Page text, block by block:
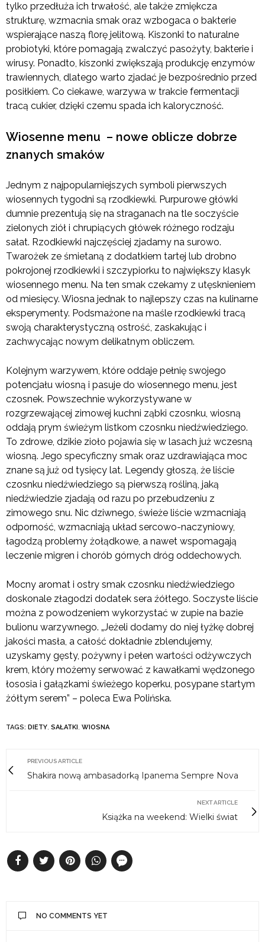
tylko przedłuża ich trwałość, ale także zmiękcza
strukturę, wzmacnia smak oraz wzbogaca o bakterie
wspierające naszą florę jelitową. Kiszonki to naturalne
probiotyki, które pomagają zwalczyć pasożyty, bakterie i
wirusy. Ponadto, kiszonki zwiększają produkcję enzymów
trawiennych, dlatego warto zjadać je bezpośrednio przed
posiłkiem. Co ciekawe, warzywa w trakcie fermentacji
tracą cukier, dzięki czemu spada ich kaloryczność.
Wiosenne menu – nowe oblicze dobrze
znanych smaków
Jednym z najpopularniejszych symboli pierwszych
wiosennych tygodni są rzodkiewki. Purpurowe główki
dumnie prezentują się na straganach na tle soczyście
zielonych ziół i chrupiących główek różnego rodzaju
sałat. Rzodkiewki najczęściej zjadamy na surowo.
Twarożek ze śmietaną z dodatkiem tartej lub drobno
pokrojonej rzodkiewki i szczypiorku to największy klasyk
wiosennego menu. Na ten smak czekamy z utęsknieniem
od miesięcy. Wiosna jednak to najlepszy czas na kulinarne
eksperymenty. Podsmażone na maśle rzodkiewki tracą
swoją charakterystyczną ostrość, zaskakując i
zachwycając nowym delikatnym obliczem.
Kolejnym warzywem, które oddaje pełnię swojego
potencjału wiosną i pasuje do wiosennego menu, jest
czosnek. Powszechnie wykorzystywane w
rozgrzewającej zimowej kuchni ząbki czosnku, wiosną
oddają prym świeżym listkom czosnku niedźwiedziego.
To zdrowe, dzikie zioło pojawia się w lasach już wczesną
wiosną. Jego specyficzny smak oraz uzdrawiająca moc
znane są już od tysięcy lat. Legendy głoszą, że liście
czosnku niedźwiedziego są pierwszą rośliną, jaką
niedźwiedzie zjadają od razu po przebudzeniu z
zimowego snu. Nic dziwnego, świeże liście wzmacniają
odporność, wzmacniają układ sercowo-naczyniowy,
łagodzą problemy żołądkowe, a nawet wspomagają
leczenie migren i chorób górnych dróg oddechowych.
Mocny aromat i ostry smak czosnku niedźwiedziego
doskonale złagodzi dodatek sera źółtego. Soczyste liście
można z powodzeniem wykorzystać w zupie na bazie
bulionu warzywnego. „Jeżeli dodamy do niej łyżkę dobrej
jakości masła, a całość dokładnie zblendujemy,
uzyskamy gęsty, pożywny i pełen wartości odżywczych
krem, który możemy serwować z kawałkami wędzonego
łososia i gałązkami świeżego koperku, posypane startym
żółtym serem” – poleca Ewa Polińska.
TAGS: DIETY, SAŁATKI , WIOSNA
PREVIOUS ARTICLE
Shakira nową ambasadorką Ipanema Sempre Nova
NEXT ARTICLE
Książka na weekend: Wielki świat
NO COMMENTS YET